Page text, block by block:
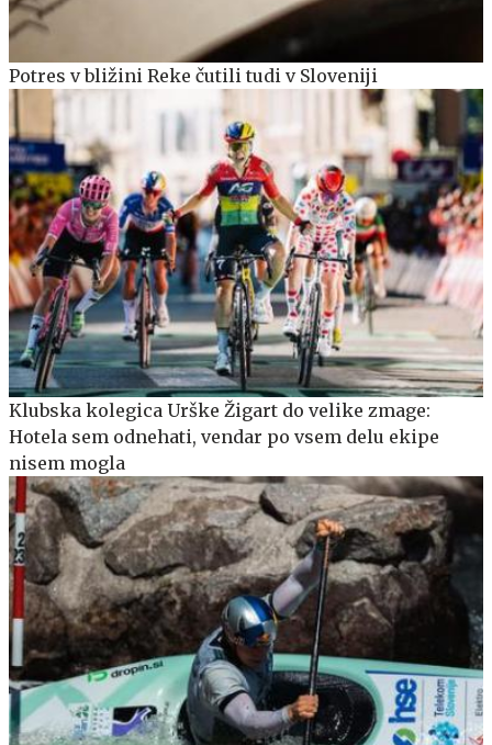
Potres v bližini Reke čutili tudi v Sloveniji
Klubska kolegica Urške Žigart do velike zmage:
Hotela sem odnehati, vendar po vsem delu ekipe
nisem mogla